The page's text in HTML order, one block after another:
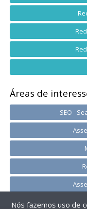
Áreas de
SEO -
Nós fazemos uso de